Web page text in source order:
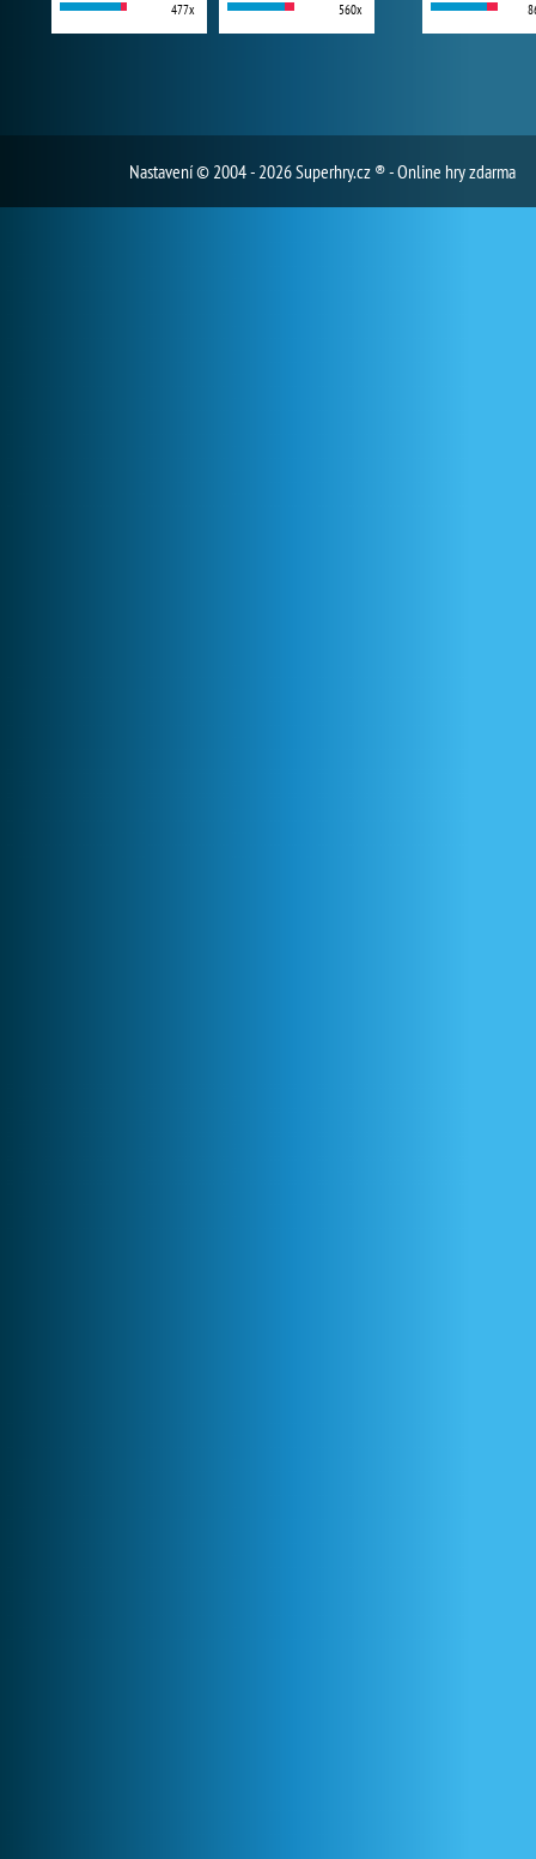
477x 560x
Nastavení© 2004 - 2026 Superhry.cz ® - Online hry zdarma